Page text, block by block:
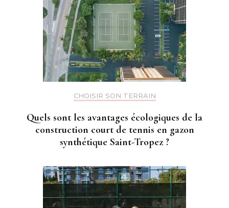
CHOISIR SON TERRAIN
Quels sont les avantages écologiques de la
construction court de tennis en gazon
synthétique Saint-Tropez ?